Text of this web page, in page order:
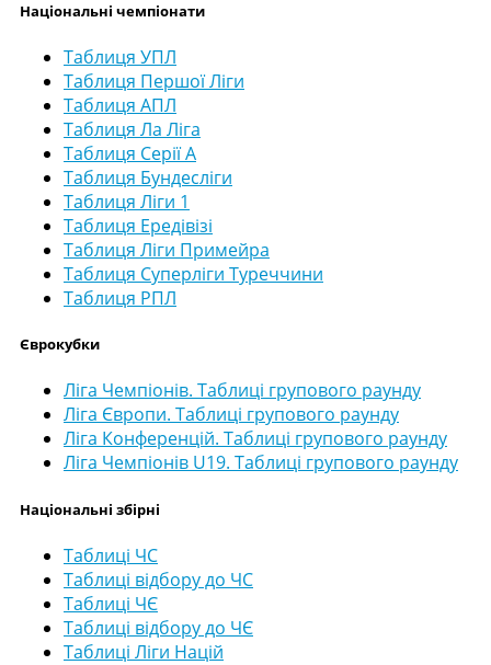
Національні чемпіонати
Таблиця УПЛ
Таблиця Першої Ліги
Таблиця АПЛ
Таблиця Ла Ліга
Таблиця Серії А
Таблиця Бундесліги
Таблиця Ліги 1
Таблиця Ередівізі
Таблиця Ліги Примейра
Таблиця Суперліги Туреччини
Таблиця РПЛ
Єврокубки
Ліга Чемпіонів. Таблиці групового раунду
Ліга Європи. Таблиці групового раунду
Ліга Конференцій. Таблиці групового раунду
Ліга Чемпіонів U19. Таблиці групового раунду
Національні збірні
Таблиці ЧС
Таблиці відбору до ЧС
Таблиці ЧЄ
Таблиці відбору до ЧЄ
Таблиці Ліги Націй